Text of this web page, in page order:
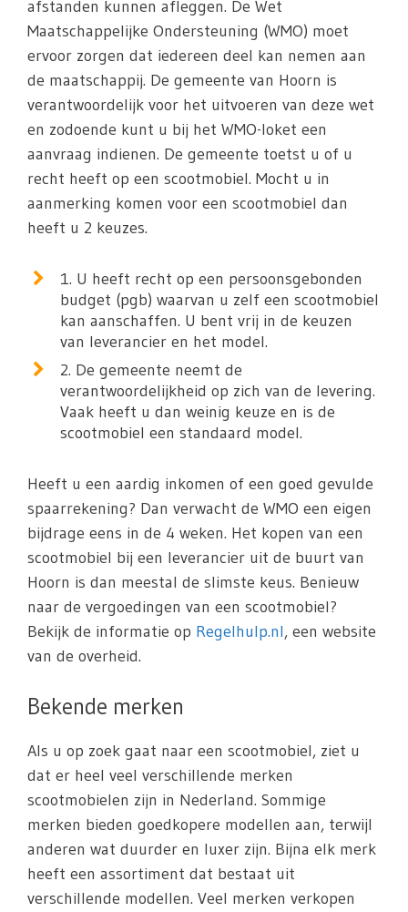
afstanden kunnen afleggen. De Wet
Maatschappelijke Ondersteuning (WMO) moet
ervoor zorgen dat iedereen deel kan nemen aan
de maatschappij. De gemeente van Hoorn is
verantwoordelijk voor het uitvoeren van deze wet
en zodoende kunt u bij het WMO-loket een
aanvraag indienen. De gemeente toetst u of u
recht heeft op een scootmobiel. Mocht u in
aanmerking komen voor een scootmobiel dan
heeft u 2 keuzes.
1. U heeft recht op een persoonsgebonden
budget (pgb) waarvan u zelf een scootmobiel
kan aanschaffen. U bent vrij in de keuzen
van leverancier en het model.
2. De gemeente neemt de
verantwoordelijkheid op zich van de levering.
Vaak heeft u dan weinig keuze en is de
scootmobiel een standaard model.
Heeft u een aardig inkomen of een goed gevulde
spaarrekening? Dan verwacht de WMO een eigen
bijdrage eens in de 4 weken. Het kopen van een
scootmobiel bij een leverancier uit de buurt van
Hoorn is dan meestal de slimste keus. Benieuw
naar de vergoedingen van een scootmobiel?
Bekijk de informatie op Regelhulp.nl, een website
van de overheid.
Bekende merken
Als u op zoek gaat naar een scootmobiel, ziet u
dat er heel veel verschillende merken
scootmobielen zijn in Nederland. Sommige
merken bieden goedkopere modellen aan, terwijl
anderen wat duurder en luxer zijn. Bijna elk merk
heeft een assortiment dat bestaat uit
verschillende modellen. Veel merken verkopen